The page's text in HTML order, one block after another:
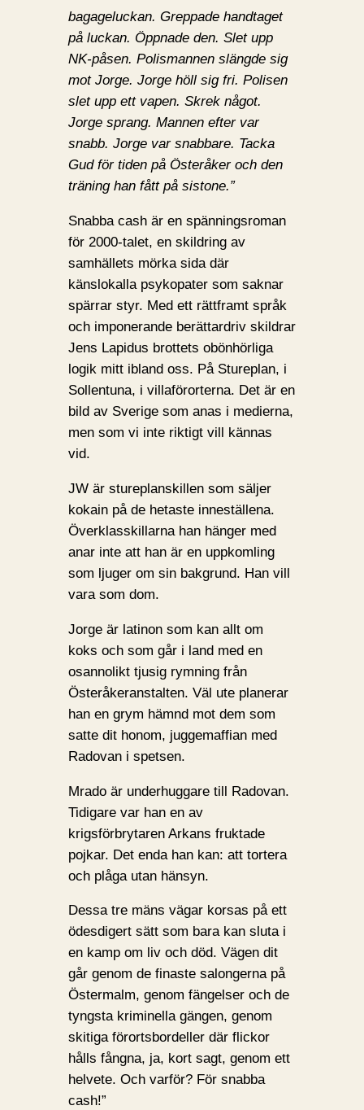
bagageluckan. Greppade handtaget
på luckan. Öppnade den. Slet upp
NK-påsen. Polismannen slängde sig
mot Jorge. Jorge höll sig fri. Polisen
slet upp ett vapen. Skrek något.
Jorge sprang. Mannen efter var
snabb. Jorge var snabbare. Tacka
Gud för tiden på Österåker och den
träning han fått på sistone.”
Snabba cash är en spänningsroman
för 2000-talet, en skildring av
samhällets mörka sida där
känslokalla psykopater som saknar
spärrar styr. Med ett rättframt språk
och imponerande berättardriv skildrar
Jens Lapidus brottets obönhörliga
logik mitt ibland oss. På Stureplan, i
Sollentuna, i villaförorterna. Det är en
bild av Sverige som anas i medierna,
men som vi inte riktigt vill kännas
vid.
JW är stureplanskillen som säljer
kokain på de hetaste inneställena.
Överklasskillarna han hänger med
anar inte att han är en uppkomling
som ljuger om sin bakgrund. Han vill
vara som dom.
Jorge är latinon som kan allt om
koks och som går i land med en
osannolikt tjusig rymning från
Österåkeranstalten. Väl ute planerar
han en grym hämnd mot dem som
satte dit honom, juggemaffian med
Radovan i spetsen.
Mrado är underhuggare till Radovan.
Tidigare var han en av
krigsförbrytaren Arkans fruktade
pojkar. Det enda han kan: att tortera
och plåga utan hänsyn.
Dessa tre mäns vägar korsas på ett
ödesdigert sätt som bara kan sluta i
en kamp om liv och död. Vägen dit
går genom de finaste salongerna på
Östermalm, genom fängelser och de
tyngsta kriminella gängen, genom
skitiga förortsbordeller där flickor
hålls fångna, ja, kort sagt, genom ett
helvete. Och varför? För snabba
cash!”